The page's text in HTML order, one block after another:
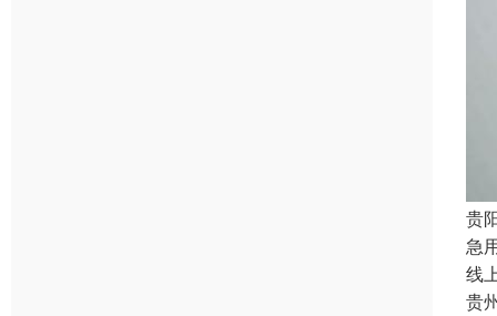
贵
急
线
贵